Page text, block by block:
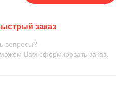
заказ
вопросы?
Вам сформировать заказ.